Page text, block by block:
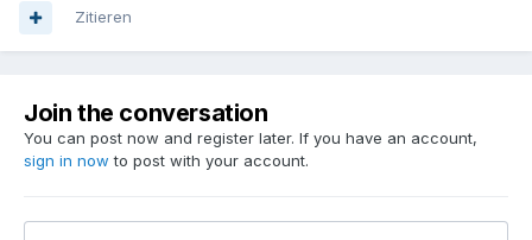
Zitieren
Join the conversation
You can post now and register later. If you have an account,
sign in now to post with your account.